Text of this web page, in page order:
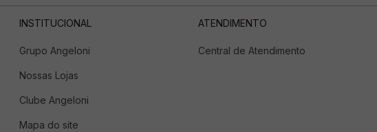
INSTITUCIONAL
Grupo Angeloni
Nossas Lojas
Clube Angeloni
Mapa do site
ATENDIMENTO
Central de Atendimento